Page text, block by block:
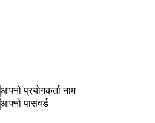
आफ्नो प्रयोगकर्ता नाम
आफ्नो पासवर्ड